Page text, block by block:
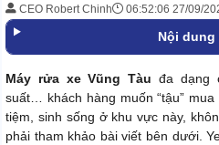
CEO Robert Chinh 06:52:06 27/09/
Nội dung
Máy rửa xe Vũng Tàuđa dạng
suất… khách hàng muốn “tậu”
tiệm, sinh sống ở khu vực này,
phải tham khảo bài viết bên dưới.